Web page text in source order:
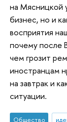
на Мясницкой
бизнес, но и
восприятия
почему после
чем грозит
иностранцам
на завтрак и
ситуации.
Общество